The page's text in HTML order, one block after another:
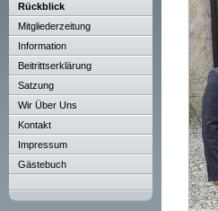
Rückblick
Mitgliederzeitung
Information
Beitrittserklärung
Satzung
Wir Über Uns
Kontakt
Impressum
Gästebuch